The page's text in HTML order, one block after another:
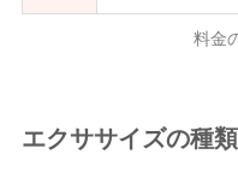
料金
エクササイズの種